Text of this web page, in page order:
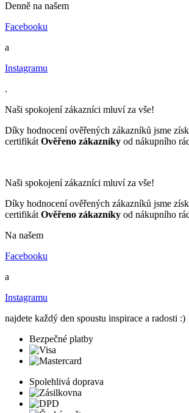
Denně na našem
Facebooku
a
Instagramu
.
Naši spokojení zákazníci mluví za vše!
Díky hodnocení ověřených zákazníků jsme
certifikát Ověřeno zákazníky od nákupního
Naši spokojení zákazníci mluví za vše!
Díky hodnocení ověřených zákazníků jsme
certifikát Ověřeno zákazníky od nákupního
Na našem
Facebooku
a
Instagramu
najdete každý den spoustu inspirace a radosti :)
Bezpečné platby
Spolehlivá doprava